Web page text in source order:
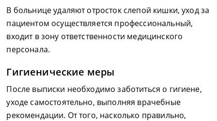
В больнице удаляют отросток слепой кишки, уход за
пациентом осуществляется профессиональный,
входит в зону ответственности медицинского
персонала.
Гигиенические меры
После выписки необходимо заботиться о гигиене,
уходе самостоятельно, выполняя врачебные
рекомендации. От того, насколько правильно,